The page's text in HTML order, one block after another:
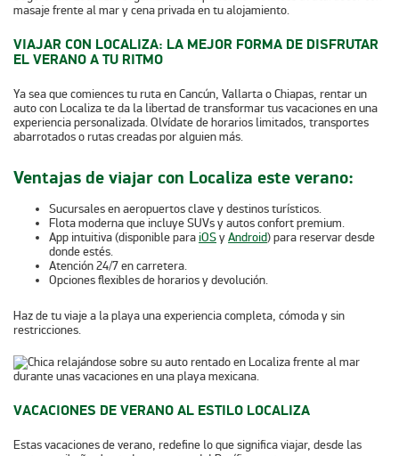
masaje frente al mar y cena privada en tu alojamiento.
VIAJAR CON LOCALIZA: LA MEJOR FORMA DE DISFRUTAR
EL VERANO A TU RITMO
Ya sea que comiences tu ruta en Cancún, Vallarta o Chiapas, rentar un
auto con Localiza te da la libertad de transformar tus vacaciones en una
experiencia personalizada. Olvídate de horarios limitados, transportes
abarrotados o rutas creadas por alguien más.
Ventajas de viajar con Localiza este verano:
Sucursales en aeropuertos clave y destinos turísticos.
Flota moderna que incluye SUVs y autos confort premium.
App intuitiva (disponible para iOSyAndroid) para reservar desde
donde estés.
Atención 24/7 en carretera.
Opciones flexibles de horarios y devolución.
Haz de tu viaje a la playa una experiencia completa, cómoda y sin
restricciones.
VACACIONES DE VERANO AL ESTILO LOCALIZA
Estas vacaciones de verano, redefine lo que significa viajar, desde las